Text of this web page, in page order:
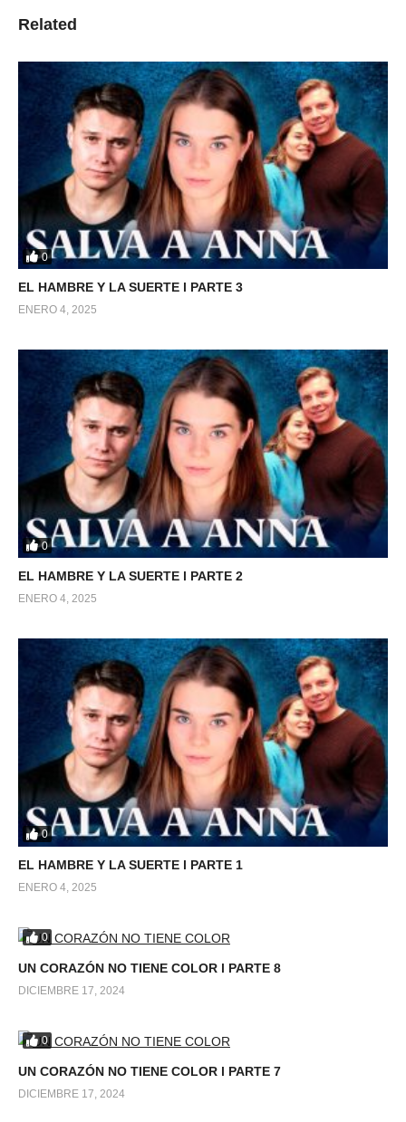
Related
0
EL HAMBRE Y LA SUERTE l PARTE 3
ENERO 4, 2025
0
EL HAMBRE Y LA SUERTE l PARTE 2
ENERO 4, 2025
0
EL HAMBRE Y LA SUERTE l PARTE 1
ENERO 4, 2025
0
UN CORAZÓN NO TIENE COLOR l PARTE 8
DICIEMBRE 17, 2024
0
UN CORAZÓN NO TIENE COLOR l PARTE 7
DICIEMBRE 17, 2024